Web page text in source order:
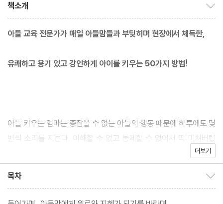
책소개
아들 교육 전문가가 매일 아들맘들과 부딪히며 현장에서 체득한,
유쾌하고 용기 있고 강인하게 아이를 키우는 50가지 방법!
아들 키우는 엄마는 종잡을 수 없는 아들의 행동 때문에 하루에도 몇
번씩 소리를 지른다. 이해할 수 없고 통제할 수 없어서 딱 미쳐버릴
것 같다. 엄마의 열 마디 말보다 아빠의 귓속말로 상황이 한 방에 정
『아들 때문에 미쳐버릴 것 같은 엄마들에게』의 저자이자 ‘자라다남
더보기
목차